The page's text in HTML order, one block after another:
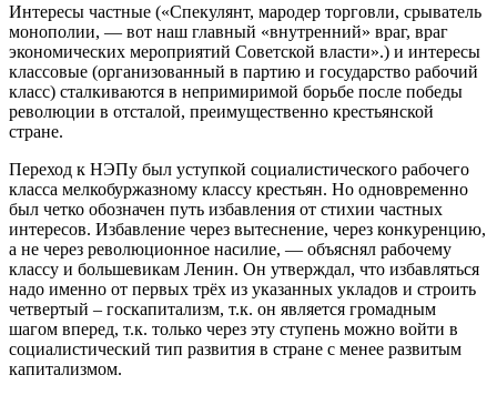
Интересы частные («Спекулянт, мародер торговли, срыватель
монополии, — вот наш главный «внутренний» враг, враг
экономических мероприятий Советской власти».) и интересы
классовые (организованный в партию и государство рабочий
класс) сталкиваются в непримиримой борьбе после победы
революции в отсталой, преимущественно крестьянской
стране.
Переход к НЭПу был уступкой социалистического рабочего
класса мелкобуржазному классу крестьян. Но одновременно
был четко обозначен путь избавления от стихии частных
интересов. Избавление через вытеснение, через конкуренцию,
а не через революционное насилие, — объяснял рабочему
классу и большевикам Ленин. Он утверждал, что избавляться
надо именно от первых трёх из указанных укладов и строить
четвертый – госкапитализм, т.к. он является громадным
шагом вперед, т.к. только через эту ступень можно войти в
социалистический тип развития в стране с менее развитым
капитализмом.